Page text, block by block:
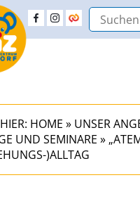
HOME » UNSER
UND SEMINARE »
)ALLTAG